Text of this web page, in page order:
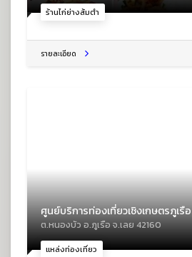
ร้านไก่ย่างส้มตำ
รายละเอียด
แหล่งท่องเที่ยว
ศูนย์บริการท่องเที่ยวเชิงเกษตรภูเรือ
ต.หนองบัว อ.ภูเรือ จ.เลย 42160